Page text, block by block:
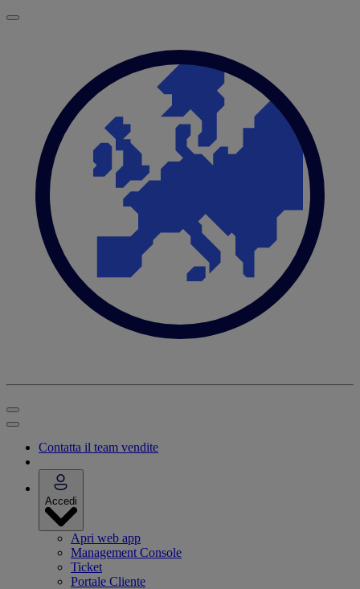
Contatta il team vendite
Accedi
Apri web app
Management Console
Ticket
Portale Cliente